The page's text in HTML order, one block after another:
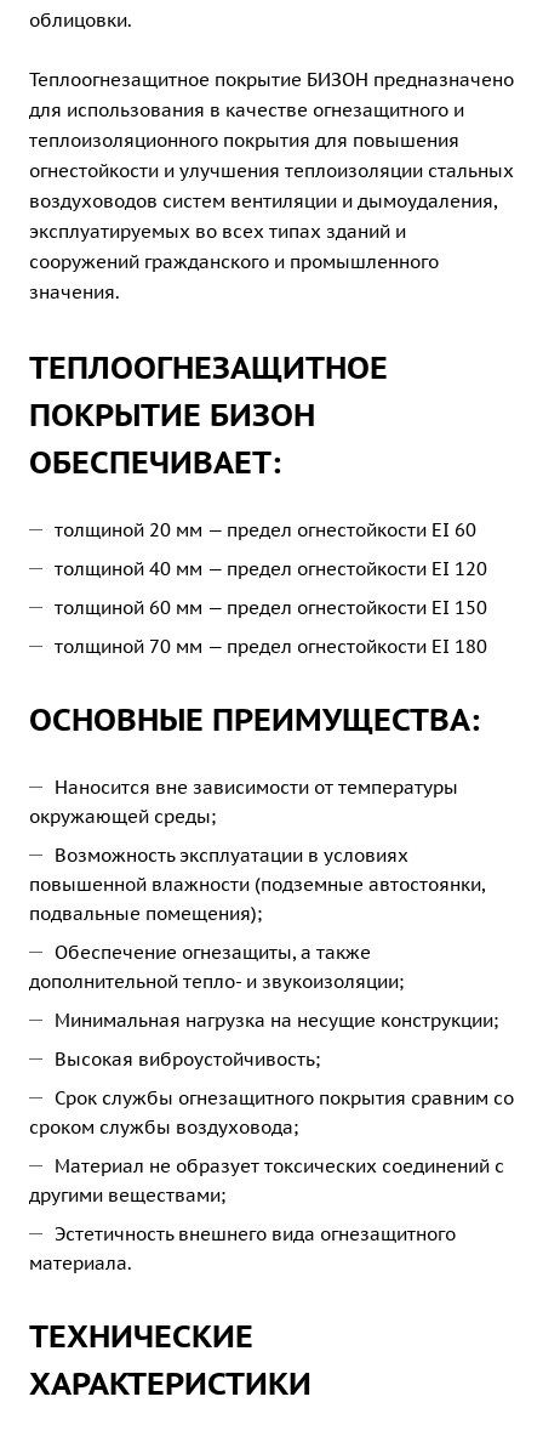
облицовки.
Теплоогнезащитное покрытие БИЗОН предназначено
для использования в качестве огнезащитного и
теплоизоляционного покрытия для повышения
огнестойкости и улучшения теплоизоляции стальных
воздуховодов систем вентиляции и дымоудаления,
эксплуатируемых во всех типах зданий и
сооружений гражданского и промышленного
значения.
ТЕПЛООГНЕЗАЩИТНОЕ
ПОКРЫТИЕ БИЗОН
ОБЕСПЕЧИВАЕТ:
толщиной 20 мм — предел огнестойкости EI 60
толщиной 40 мм — предел огнестойкости EI 120
толщиной 60 мм — предел огнестойкости EI 150
толщиной 70 мм — предел огнестойкости EI 180
ОСНОВНЫЕ ПРЕИМУЩЕСТВА:
Наносится вне зависимости от температуры
окружающей среды;
Возможность эксплуатации в условиях
повышенной влажности (подземные автостоянки,
подвальные помещения);
Обеспечение огнезащиты, а также
дополнительной тепло- и звукоизоляции;
Минимальная нагрузка на несущие конструкции;
Высокая виброустойчивость;
Срок службы огнезащитного покрытия сравним со
сроком службы воздуховода;
Материал не образует токсических соединений с
другими веществами;
Эстетичность внешнего вида огнезащитного
материала.
ТЕХНИЧЕСКИЕ
ХАРАКТЕРИСТИКИ